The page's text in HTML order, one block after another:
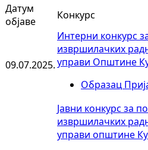
Датум
објаве
Конкурс
09.07.2025.
Интерни конкурс
извршилачких
управи Општине
Образац
Јавни конкурс за
извршилачких
управи општине